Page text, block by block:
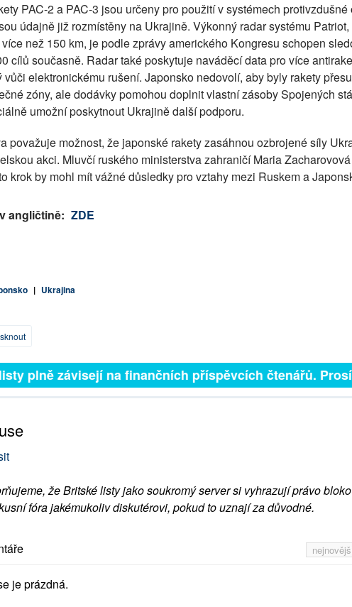
PAC-2 a PAC-3 jsou určeny pro použití v systémech protivzdušné
údajně již rozmístěny na Ukrajině. Výkonný radar systému
než 150 km, je podle zprávy amerického Kongresu schopen
cílů současně. Radar také poskytuje naváděcí data pro více
vůči elektronickému rušení. Japonsko nedovolí, aby byly rakety
zóny, ale dodávky pomohou doplnit vlastní zásoby Spojených
umožní poskytnout Ukrajině další podporu.
považuje možnost, že japonské rakety zasáhnou ozbrojené síly
akci. Mluvčí ruského ministerstva zahraničí Maria
krok by mohl mít vážné důsledky pro vztahy mezi Ruskem a
angličtině: ZDE
| Ukrajina
plně závisejí na finančních příspěvcích čtenářů.
že Britské listy jako soukromý server si vyhrazují právo
fóra jakémukoliv diskutérovi, pokud to uznají za důvodné.
je prázdná.